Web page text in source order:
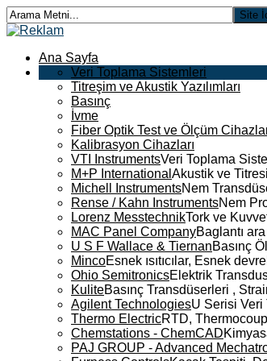
Ana Sayfa
Veri Toplama Sistemleri
Titreşim ve Akustik Yazılımları
Basınç
İvme
Fiber Optik Test ve Ölçüm
Kalibrasyon Cihazları
VTI InstrumentsVeri Toplama
M+P International Akustik ve
Michell InstrumentsNem
Rense / Kahn InstrumentsNem
Lorenz MesstechnikTork ve
MAC Panel CompanyBaglantı
U S F Wallace & TiernanBasınç
MincoEsnek ısıtıcılar, Esnek
Ohio SemitronicsElektrik
KuliteBasınç Transdüserleri ,
Agilent TechnologiesU Serisi Veri
Thermo ElectricRTD,
Chemstations - ChemCAD
PAJ GROUP - Advanced